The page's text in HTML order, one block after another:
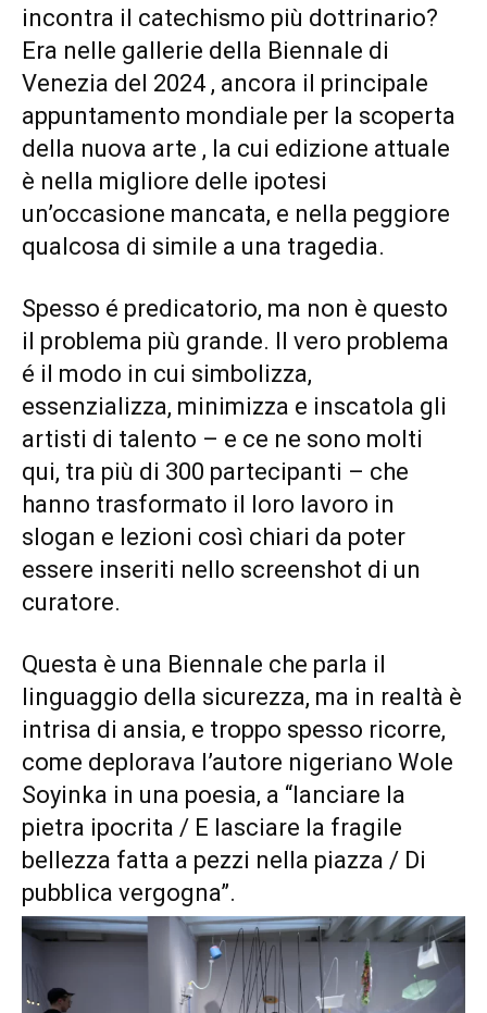
incontra il catechismo più dottrinario?
Era nelle gallerie della Biennale di
Venezia del 2024 , ancora il principale
appuntamento mondiale per la scoperta
della nuova arte , la cui edizione attuale
è nella migliore delle ipotesi
un’occasione mancata, e nella peggiore
qualcosa di simile a una tragedia.
Spesso é predicatorio, ma non è questo
il problema più grande. Il vero problema
é il modo in cui simbolizza,
essenzializza, minimizza e inscatola gli
artisti di talento – e ce ne sono molti
qui, tra più di 300 partecipanti – che
hanno trasformato il loro lavoro in
slogan e lezioni così chiari da poter
essere inseriti nello screenshot di un
curatore.
Questa è una Biennale che parla il
linguaggio della sicurezza, ma in realtà è
intrisa di ansia, e troppo spesso ricorre,
come deplorava l’autore nigeriano Wole
Soyinka in una poesia, a “lanciare la
pietra ipocrita / E lasciare la fragile
bellezza fatta a pezzi nella piazza / Di
pubblica vergogna”.